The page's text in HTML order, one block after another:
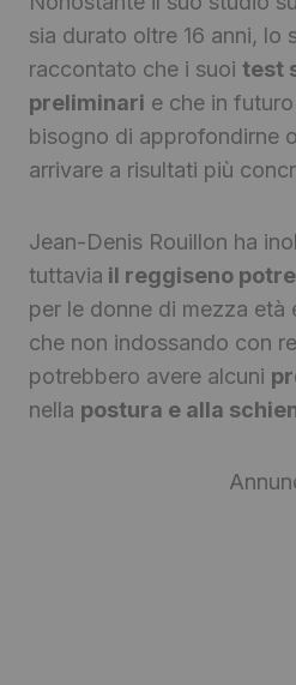
sia durato oltre 16 anni, lo
raccontato che i suoi test
preliminari e che in
bisogno di approfondirne
arrivare a risultati più
Jean-Denis Rouillon ha
tuttavia il reggiseno
per le donne di mezza età
che non indossando con
potrebbero avere alcuni
nella postura e alla